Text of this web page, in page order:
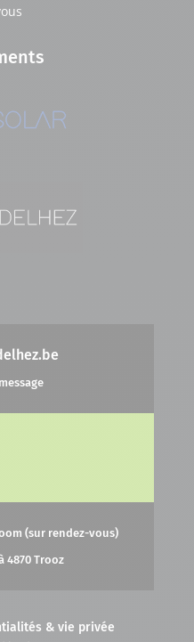
(sur rendez-vous)
4870 Trooz
& vie privée